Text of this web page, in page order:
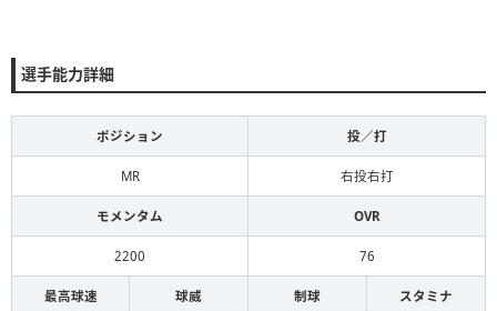
選手能力詳細
ポジション 投／打
MR 右投右打
モメンタム OVR
2200 76
最高球速 球威 制球 スタミナ